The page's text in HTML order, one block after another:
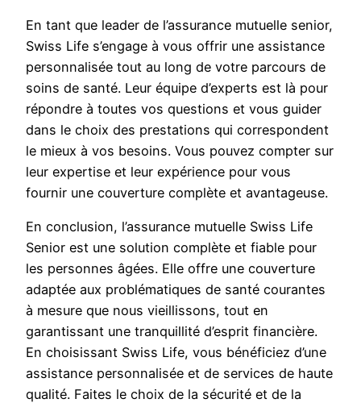
En tant que leader de l’assurance mutuelle senior,
Swiss Life s’engage à vous offrir une assistance
personnalisée tout au long de votre parcours de
soins de santé. Leur équipe d’experts est là pour
répondre à toutes vos questions et vous guider
dans le choix des prestations qui correspondent
le mieux à vos besoins. Vous pouvez compter sur
leur expertise et leur expérience pour vous
fournir une couverture complète et avantageuse.
En conclusion, l’assurance mutuelle Swiss Life
Senior est une solution complète et fiable pour
les personnes âgées. Elle offre une couverture
adaptée aux problématiques de santé courantes
à mesure que nous vieillissons, tout en
garantissant une tranquillité d’esprit financière.
En choisissant Swiss Life, vous bénéficiez d’une
assistance personnalisée et de services de haute
qualité. Faites le choix de la sécurité et de la